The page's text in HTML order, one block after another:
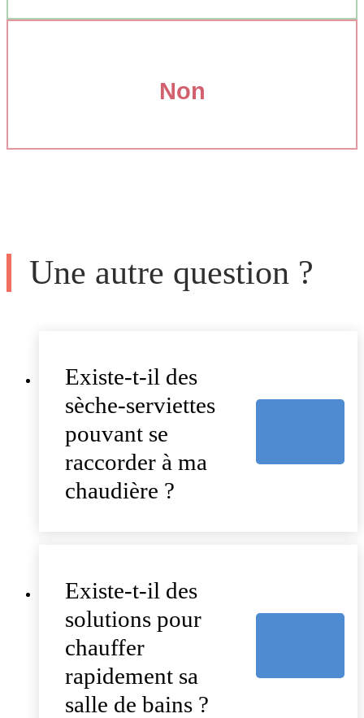
Non
Une autre question ?
Existe-t-il des
sèche-serviettes
pouvant se
raccorder à ma
chaudière ?
Existe-t-il des
solutions pour
chauffer
rapidement sa
salle de bains ?